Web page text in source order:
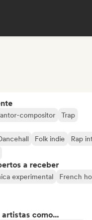
compositor Trap
Folk indie
Rap
a receber
experimental French
como...